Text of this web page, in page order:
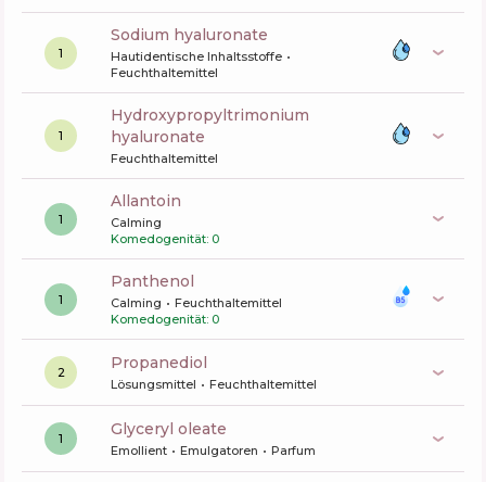
1
sodium hyaluronate
Hautidentische Inhaltsstoffe
Feuchthaltemittel
1
hydroxypropyltrimonium
hyaluronate
Feuchthaltemittel
1
allantoin
Calming
Komedogenität: 0
1
panthenol
Calming
Feuchthaltemittel
Komedogenität: 0
2 propanediol
Lösungsmittel Feuchthaltemittel
1 glyceryl oleate
Emollient Emulgatoren Parfum